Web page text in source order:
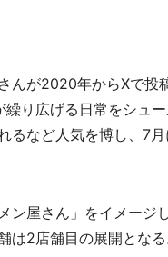
んが2020年からXで投
り広げる日常をシュー
るなど人気を博し、7
屋さん」をイメージ
は2店舗目の展開となる